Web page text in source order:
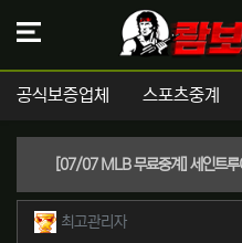
공식보증업체 스포츠중계
작성자 정보
최고관리자작성